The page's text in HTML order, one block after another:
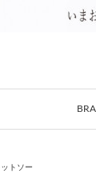
ットソー